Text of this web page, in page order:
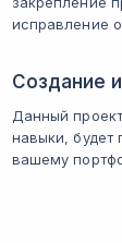
исправление
Создание
Данный
навыки,
вашему